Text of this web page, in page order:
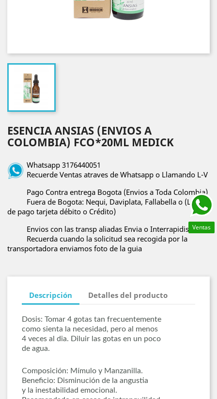
ESENCIA ANSIAS (ENVIOS A
COLOMBIA) FCO*20ML MEDICK
Whatsapp 3176440051
Recuerde Ventas atraves de Whatsapp o Llamando L-V
Pago Contra entrega Bogota (Envios a Toda Colombia)
Fuera de Bogota: Nequi, Daviplata, Fallabella o (Link
de pago tarjeta débito o Crédito)
Envios con las transp aliadas Envia o Interrapidisimo
Recuerda cuando la solicitud sea recogida por la
transportadora enviamos foto de la guia
Descripción Detalles del producto
Dosis: Tomar 4 gotas tan frecuentemente
como sienta la necesidad, pero al menos
4 veces al dia. Diluir las gotas en un poco
de agua.
Composición: Mímulo y Manzanilla.
Beneﬁcio: Disminución de la angustia
y la inestabilidad emocional.
Ventas